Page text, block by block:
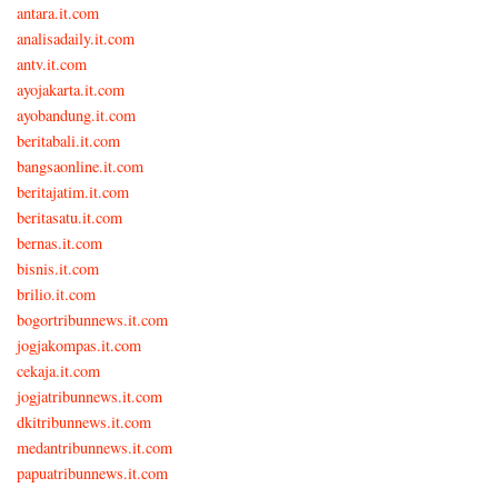
antara.it.com
analisadaily.it.com
antv.it.com
ayojakarta.it.com
ayobandung.it.com
beritabali.it.com
bangsaonline.it.com
beritajatim.it.com
beritasatu.it.com
bernas.it.com
bisnis.it.com
brilio.it.com
bogortribunnews.it.com
jogjakompas.it.com
cekaja.it.com
jogjatribunnews.it.com
dkitribunnews.it.com
medantribunnews.it.com
papuatribunnews.it.com